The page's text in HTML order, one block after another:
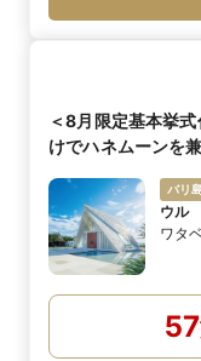
＜8月限定基本挙
けでハネムーンを
バリ
ウル
ワタ
57